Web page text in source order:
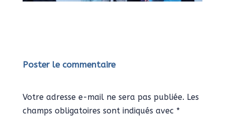
Poster le commentaire
Votre adresse e-mail ne sera pas publiée. Les
champs obligatoires sont indiqués avec *